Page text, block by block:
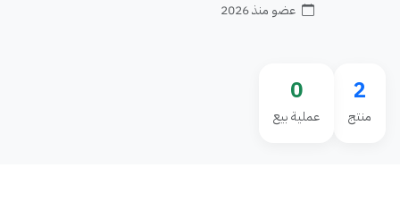
عضو منذ 2026
2
منتج
0
عملية بيع